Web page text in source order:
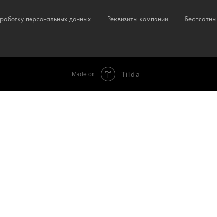
персональных данных Реквизиты компании
Made on Tilda